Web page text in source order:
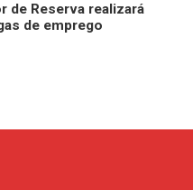
de Reserva realizará
de emprego